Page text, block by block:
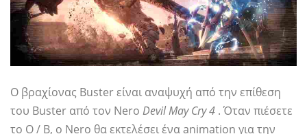
Ο βραχίονας Buster είναι αναψυχή από την επίθεση
του Buster από τον Nero Devil May Cry 4 . Όταν πιέσετε
το O / B, ο Nero θα εκτελέσει ένα animation για την